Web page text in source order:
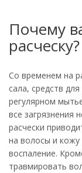
Почему
расческу?
Со временем на
сала, средств
регулярном
все загрязнения
расчески
на волосы и
воспаление.
травмировать